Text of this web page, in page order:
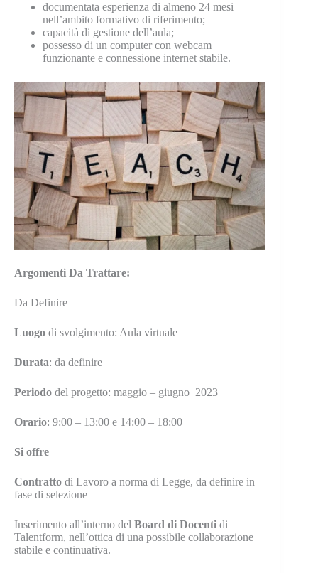
documentata esperienza di almeno 24 mesi
nell’ambito formativo di riferimento;
capacità di gestione dell’aula;
possesso di un computer con webcam
funzionante e connessione internet stabile.
Argomenti Da Trattare:
Da Definire
Luogo di svolgimento: Aula virtuale
Durata: da definire
Periodo del progetto: maggio – giugno 2023
Orario: 9:00 – 13:00 e 14:00 – 18:00
Si offre
Contratto di Lavoro a norma di Legge, da definire in
fase di selezione
Inserimento all’interno del Board di Docenti di
Talentform, nell’ottica di una possibile collaborazione
stabile e continuativa.